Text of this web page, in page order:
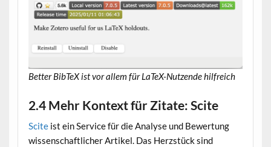
Better BibTeX ist vor allem für LaTeX-Nutzende hilfreich
2.4 Mehr Kontext für Zitate: Scite
Sciteist ein Service für die Analyse und Bewertung
wissenschaftlicher Artikel. Das Herzstück sind